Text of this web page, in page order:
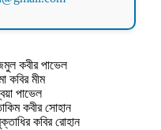
কবীর পাভেল
কবির মীম
পাভেল
কবীর সোহান
কবির রোহান